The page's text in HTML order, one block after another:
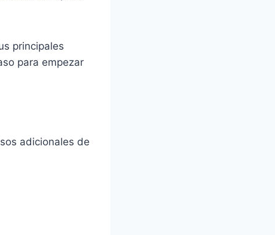
principales
para empezar
adicionales de